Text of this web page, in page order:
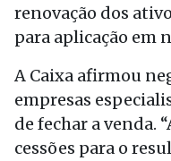
renovação dos
para aplicação em
A Caixa afirmou
empresas
de fechar a venda.
cessões para o